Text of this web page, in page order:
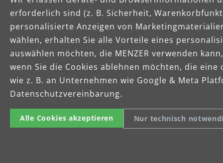
L'Entrepôt du Bricolage
Langhalsschleifer
Lapeyre Quincaillerie
erforderlich sind (z. B. Sicherheit,
personalisierte Anzeigen von
wählen, erhalten Sie alle Vorteile eines
auswählen möchten, die MENZER verwenden
wenn Sie die Cookies ablehnen möchten, die
wie z. B. an Unternehmen wie Google & Meta
Datenschutzvereinbarung.
Alle Cookies akzeptieren Nur technisch